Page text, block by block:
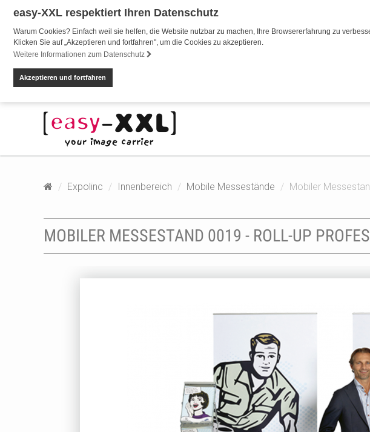
easy-XXL respektiert Ihren Datenschutz
Warum Cookies? Einfach weil sie helfen, die Website nutzbar zu machen, Ihre Browsererfahrung zu
Klicken Sie auf „Akzeptieren und fortfahren", um die Cookies zu akzeptieren.
Weitere Informationen zum Datenschutz
Akzeptieren und fortfahren
Expolinc Innenbereich Mobile Messestände Mobiler
MOBILER MESSESTAND 0019 - ROLL-UP